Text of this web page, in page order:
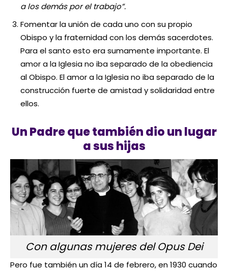
a los demás por el trabajo”.
Fomentar la unión de cada uno con su propio
Obispo y la fraternidad con los demás sacerdotes.
Para el santo esto era sumamente importante. El
amor a la Iglesia no iba separado de la obediencia
al Obispo. El amor a la Iglesia no iba separado de la
construcción fuerte de amistad y solidaridad entre
ellos.
Un Padre que también dio un lugar
a sus hijas
Con algunas mujeres del Opus Dei
Pero fue también un día 14 de febrero, en 1930 cuando